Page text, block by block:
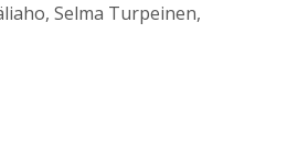
Selma Turpeinen,